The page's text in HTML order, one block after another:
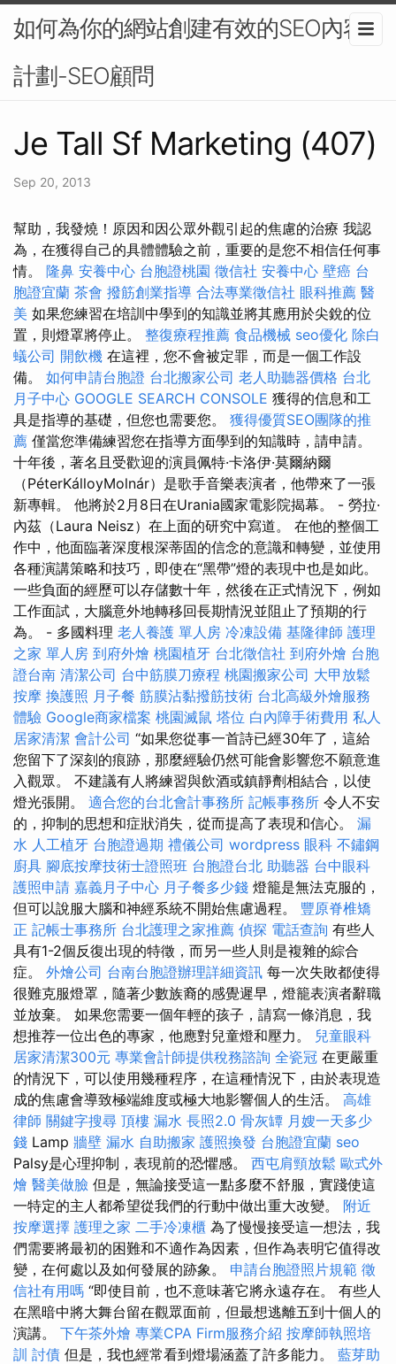
如何為你的網站創建有效的SEO內容
計劃-SEO顧問
Je Tall Sf Marketing (407)
Sep 20, 2013
幫助，我發燒！原因和因公眾外觀引起的焦慮的治療 我認
為，在獲得自己的具體體驗之前，重要的是您不相信任何事
情。 隆鼻 安養中心 台胞證桃園 徵信社 安養中心 壁癌 台
胞證宜蘭 茶會 撥筋創業指導 合法專業徵信社 眼科推薦 醫
美 如果您練習在培訓中學到的知識並將其應用於尖銳的位
置，則燈罩將停止。 整復療程推薦 食品機械 seo優化 除白
蟻公司 開飲機 在這裡，您不會被定罪，而是一個工作設
備。 如何申請台胞證 台北搬家公司 老人助聽器價格 台北
月子中心 GOOGLE SEARCH CONSOLE 獲得的信息和工
具是指導的基礎，但您也需要您。 獲得優質SEO團隊的推
薦 僅當您準備練習您在指導方面學到的知識時，請申請。
十年後，著名且受歡迎的演員佩特·卡洛伊·莫爾納爾
（PéterKálloyMolnár）是歌手音樂表演者，他帶來了一張
新專輯。 他將於2月8日在Urania國家電影院揭幕。 - 勞拉·
內茲（Laura Neisz）在上面的研究中寫道。 在他的整個工
作中，他面臨著深度根深蒂固的信念的意識和轉變，並使用
各種演講策略和技巧，即使在“黑帶”燈的表現中也是如此。
一些負面的經歷可以存儲數十年，然後在正式情況下，例如
工作面試，大腦意外地轉移回長期情況並阻止了預期的行
為。 - 多國料理 老人養護 單人房 冷凍設備 基隆律師 護理
之家 單人房 到府外燴 桃園植牙 台北徵信社 到府外燴 台胞
證台南 清潔公司 台中筋膜刀療程 桃園搬家公司 大甲放鬆
按摩 換護照 月子餐 筋膜沾黏撥筋技術 台北高級外燴服務
體驗 Google商家檔案 桃園滅鼠 塔位 白內障手術費用 私人
居家清潔 會計公司 “如果您從事一首詩已經30年了，這給
您留下了深刻的痕跡，那麼經驗仍然可能會影響您不願意進
入觀眾。 不建議有人將練習與飲酒或鎮靜劑相結合，以使
燈光張開。 適合您的台北會計事務所 記帳事務所 令人不安
的，抑制的思想和症狀消失，從而提高了表現和信心。 漏
水 人工植牙 台胞證過期 禮儀公司 wordpress 眼科 不鏽鋼
廚具 腳底按摩技術士證照班 台胞證台北 助聽器 台中眼科
護照申請 嘉義月子中心 月子餐多少錢 燈籠是無法克服的，
但可以說服大腦和神經系統不開始焦慮過程。 豐原脊椎矯
正 記帳士事務所 台北護理之家推薦 偵探 電話查詢 有些人
具有1-2個反復出現的特徵，而另一些人則是複雜的綜合
症。 外燴公司 台南台胞證辦理詳細資訊 每一次失敗都使得
很難克服燈罩，隨著少數族裔的感覺遲早，燈籠表演者辭職
並放棄。 如果您需要一個年輕的孩子，請寫一條消息，我
想推荐一位出色的專家，他應對兒童燈和壓力。 兒童眼科
居家清潔300元 專業會計師提供稅務諮詢 全瓷冠 在更嚴重
的情況下，可以使用幾種程序，在這種情況下，由於表現造
成的焦慮會導致極端維度或極大地影響個人的生活。 高雄
律師 關鍵字搜尋 頂樓 漏水 長照2.0 骨灰罈 月嫂一天多少
錢 Lamp 牆壁 漏水 自助搬家 護照換發 台胞證宜蘭 seo
Palsy是心理抑制，表現前的恐懼感。 西屯肩頸放鬆 歐式外
燴 醫美做臉 但是，無論接受這一點多麼不舒服，實踐使這
一特定的主人都希望從我們的行動中做出重大改變。 附近
按摩選擇 護理之家 二手冷凍櫃 為了慢慢接受這一想法，我
們需要將最初的困難和不適作為因素，但作為表明它值得改
變，在何處以及如何發展的跡象。 申請台胞證照片規範 徵
信社有用嗎 “即使目前，也不意味著它將永遠存在。 有些人
在黑暗中將大舞台留在觀眾面前，但最想逃離五到十個人的
演講。 下午茶外燴 專業CPA Firm服務介紹 按摩師執照培
訓 討債 但是，我也經常看到燈場涵蓋了許多能力。 藍芽助